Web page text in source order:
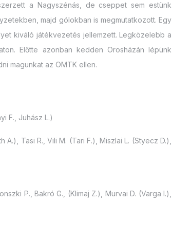
a Nagyszénás, de cseppet sem estünk
majd gólokban is megmutatkozott. Egy
kiváló játékvezetés jellemzett. Legközelebb a
Előtte azonban kedden Orosházán lépünk
magunkat az OMTK ellen.
F., Juhász L.)
Tasi R., Vili M. (Tari F.), Miszlai L. (Styecz D.),
P., Bakró G., (Klimaj Z.), Murvai D. (Varga I.),